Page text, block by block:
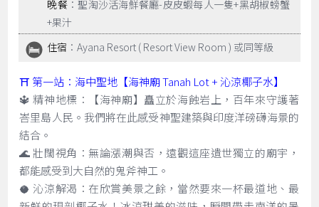
晚餐 ：聖淘沙活海鮮餐廳-皮皮蝦每人一隻+黑胡椒螃蟹
+果汁
住宿 ：Ayana Resort ( Resort View Room ) 或同等級
⛩️ 第一站：海中聖地【海神廟 Tanah Lot + 沁涼椰子水】
🔱 精神地標：【海神廟】矗立於海蝕岩上，百年來守護著
峇里島人民。我們將在此感受神聖建築與印度洋磅礴海景的
結合。
🌊 壯闊視角：無論漲潮與否，遠觀這座遺世獨立的廟宇，
都能感受到大自然的鬼斧神工。
🥥 沁涼解渴：在欣賞美景之餘，當然要來一杯最道地、最